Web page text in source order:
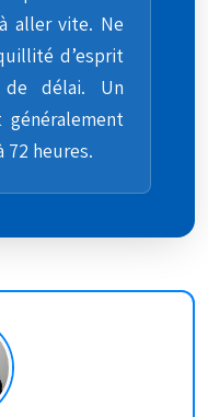
aller vite. Ne
d’esprit
délai. Un
72 heures.